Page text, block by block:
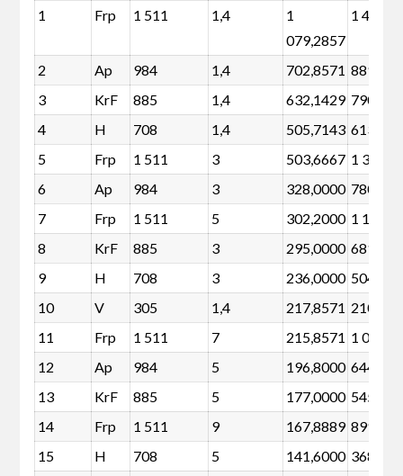
1 Frp 1 511 1,4
1
079,2857
1 416
2 Ap 984 1,4 702,8571 889
3
KrF 885 1,4 632,1429 790
4
H 708 1,4 505,7143 613
5
Frp 1 511 3 503,6667 1 307
6
Ap 984 3 328,0000 780
7
Frp 1 511 5 302,2000 1 171
8
KrF 885 3 295,0000 681
9
H 708 3 236,0000 504
10
V 305 1,4 217,8571 210
11
Frp 1 511 7 215,8571 1 035
12
Ap 984 5 196,8000 644
13
KrF 885 5 177,0000 545
14
Frp 1 511 9 167,8889 899
15
H 708 5 141,6000 368